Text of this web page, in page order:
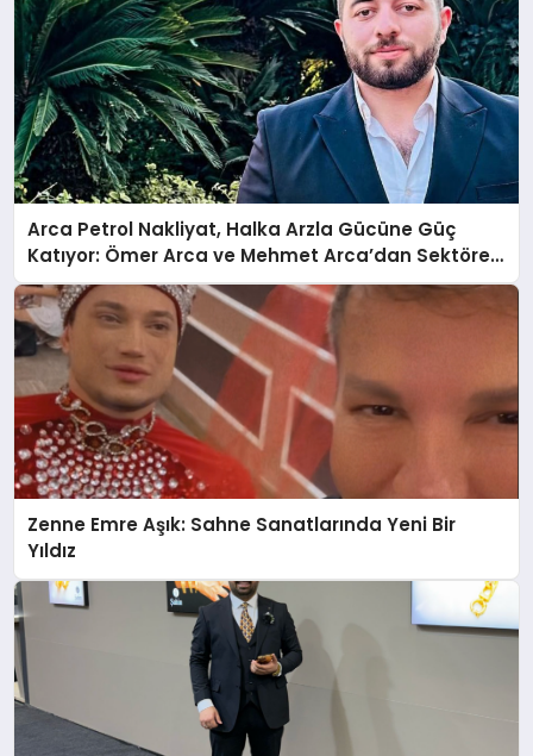
Arca Petrol Nakliyat, Halka Arzla Gücüne Güç
Katıyor: Ömer Arca ve Mehmet Arca’dan Sektöre
Güçlü Yatırım
Zenne Emre Aşık: Sahne Sanatlarında Yeni Bir
Yıldız